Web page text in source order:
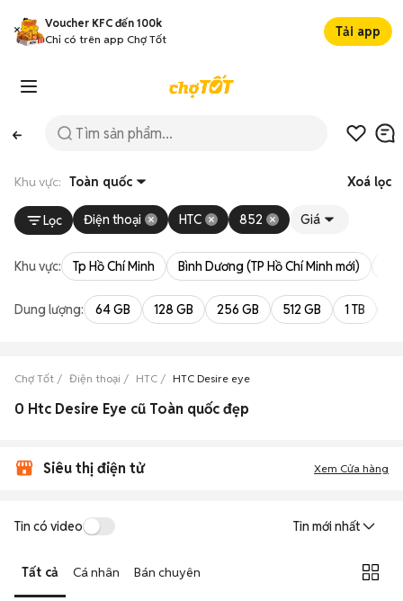
Voucher KFC đến 100k
Chỉ có trên app Chợ Tốt
Tải app
Khu vực: Toàn quốc Xoá lọc
Lọc Điện thoại HTC 852 Giá
Khu vực: Tp Hồ Chí Minh Bình Dương (TP Hồ Chí Minh mới)
Dung lượng: 64 GB 128 GB 256 GB 512 GB 1 TB
Chợ Tốt Điện thoại HTC HTC Desire eye
0 Htc Desire Eye cũ Toàn quốc đẹp
Siêu thị điện tử Xem Cửa hàng
Tin có video Tin mới nhất
Tất cả Cá nhân Bán chuyên